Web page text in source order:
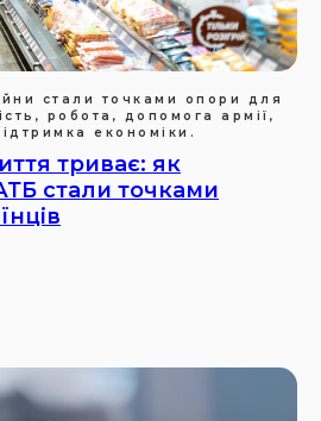
стали точками опори для
робота, допомога армії,
економіки.
триває: як
стали точками